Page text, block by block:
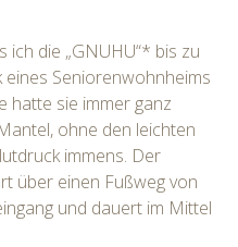
ich die „GNUHU“* bis zu
eines Seniorenwohnheims
hatte sie immer ganz
ohne den leichten
immens. Der
über einen Fußweg von
und dauert im Mittel